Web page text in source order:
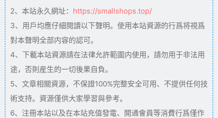
2、本站永久網址： https://smallshops.top/
3、用戶均應仔細閱讀以下聲明。使用本站資源的行爲将視爲
對本聲明全部内容的認可。
4、下載本站資源請在法律允許範圍内使用，請勿用于非法用
途，否則産生的一切後果自負。
5、文章相關資源，不保證100%完整安全可用、不提供任何技
術支持。資源僅供大家學習與參考。
6、注冊本站以及在本站充值發電、開通會員等消費行爲僅作